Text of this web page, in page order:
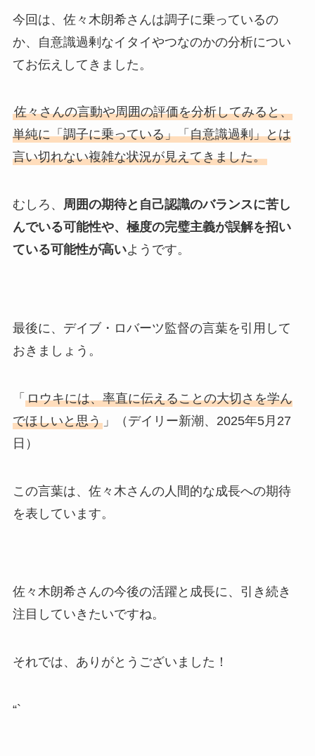
今回は、佐々木朗希さんは調子に乗っているの
か、自意識過剰なイタイやつなのかの分析につい
てお伝えしてきました。
佐々さんの言動や周囲の評価を分析してみると、
単純に「調子に乗っている」「自意識過剰」とは
言い切れない複雑な状況が見えてきました。
むしろ、 周囲の期待と自己認識のバランスに苦し
んでいる可能性や、極度の完璧主義が誤解を招い
ている可能性が高いようです。
最後に、デイブ・ロバーツ監督の言葉を引用して
おきましょう。
「 ロウキには、率直に伝えることの大切さを学ん
でほしいと思う」（デイリー新潮、2025年5月27
日）
この言葉は、佐々木さんの人間的な成長への期待
を表しています。
佐々木朗希さんの今後の活躍と成長に、引き続き
注目していきたいですね。
それでは、ありがとうございました！
“`